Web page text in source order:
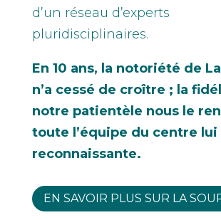
d’un réseau d’experts
pluridisciplinaires.
En 10 ans, la notoriété de
n’a cessé de croître ; la
notre patientèle nous le
toute l’équipe du centre lui
reconnaissante.
EN SAVOIR PLUS SUR LA